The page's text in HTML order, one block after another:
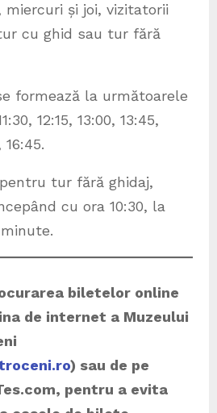
și joi, vizitatorii
cu ghid sau tur fără
formează la următoarele
12:15, 13:00, 13:45,
16:45.
tur fără ghidaj,
cu ora 10:30, la
biletelor online
de internet a Muzeului
) sau de pe
pentru a evita